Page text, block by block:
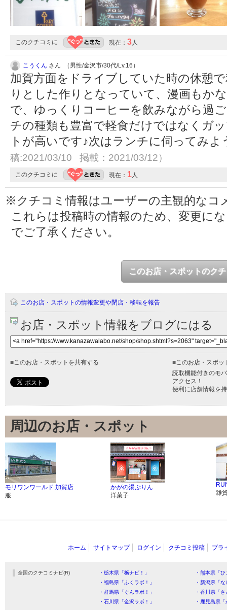
このクチコミに 現在： 3 人
こうくん さん （男性/金沢市/30代/Lv.16）
加賀方面をドライブしていた時の休憩
りとした作りとなっていて、漫画もか
で、ゆっくりコーヒーを飲みながら過
チの種類も豊富で軽食だけではなくガ
トが高いです♪次はランチに伺ってみ
稿:2021/03/10 掲載：2021/03/12）
このクチコミに 現在： 1 人
※クチコミ情報はユーザーの主観的なコ
これらは投稿時の情報のため、変更に
でご了承ください。
このお店・スポットのク
このお店・スポットの情報変更や閉店・移転を報告
お店・スポット情報をブログにはる
■ このお店・スポットを共有する ■ このお店・スポ
読取機能付きのモ
アクセス！
便利に店舗情報を
周辺のお店・スポット
モリワンワールド 加賀店
服
かがの湯ぷりん
洋菓子
雑
ホーム サイトマップ ログイン クチコミ投稿 プラ
全国のクチコミナビ(R) ・栃木県「栃ナビ！」
・熊本県「
・福島県「ふくラボ！」
・新潟県「
・群馬県「ぐんラボ！」
・香川県「
・石川県「金沢ラボ！」
・鹿児島県